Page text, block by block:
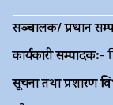
सञ्चालक/ प्रधान
कार्यकारी सम्पादक:-
सूचना तथा प्रशारण